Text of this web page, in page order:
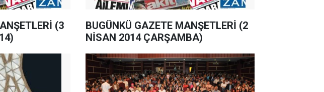
(3
BUGÜNKÜ GAZETE MANŞETLERİ (2
NİSAN 2014 ÇARŞAMBA)